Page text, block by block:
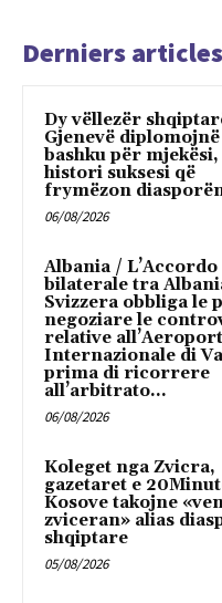
Derniers articles
Dy vëllezër
Gjenevë diplomojnë
bashku për
histori suksesi që
frymëzon
06/08/2026
Albania / L’Accordo
bilaterale tra
Svizzera obbliga le
negoziare le
relative
Internazionale di
prima di ricorrere
all’arbitrato...
06/08/2026
Koleget nga Zvicra,
gazetaret e
Kosove takojne
zviceran» alias
shqiptare
05/08/2026